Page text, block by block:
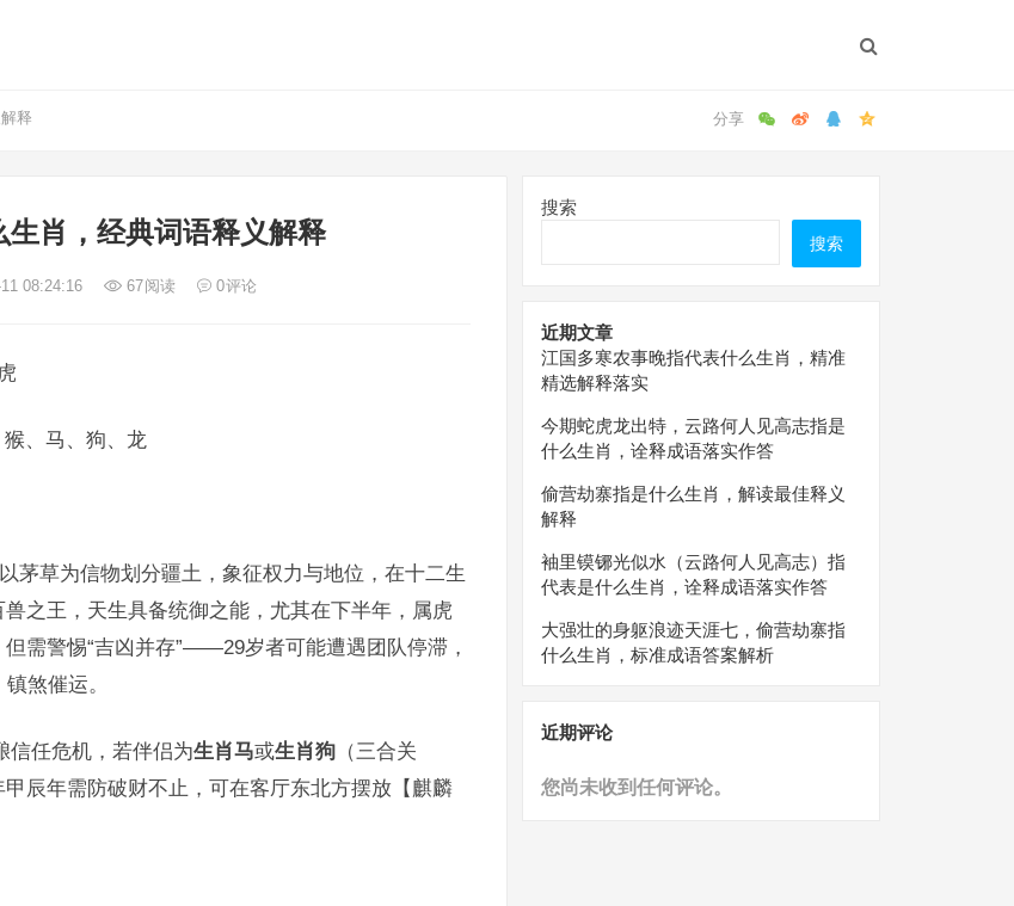
释
肖，经典词语释义解释
08:24:16 67阅读 0评论
、马、狗、龙
茅草为信物划分疆土，象征权力与地位，在十二生
之王，天生具备统御之能，尤其在下半年，属虎
需警惕“吉凶并存”——29岁者可能遭遇团队停滞，
煞催运。
信任危机，若伴侣为生肖马或生肖狗 （三合关
辰年需防破财不止，可在客厅东北方摆放【麒麟
搜索
搜索
近期文章
江国多寒农事晚指代表什么生肖，精准
精选解释落实
今期蛇虎龙出特，云路何人见高志指是
什么生肖，诠释成语落实作答
偷营劫寨指是什么生肖，解读最佳释义
解释
袖里镆铘光似水（云路何人见高志）指
代表是什么生肖，诠释成语落实作答
大强壮的身躯浪迹天涯七，偷营劫寨指
什么生肖，标准成语答案解析
近期评论
您尚未收到任何评论。